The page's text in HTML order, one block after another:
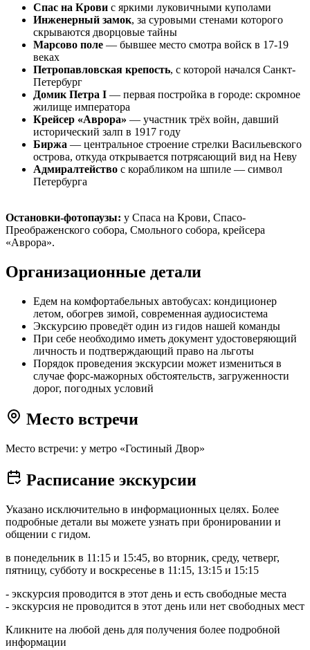
Спас на Крови с яркими луковичными куполами
Инженерный замок, за суровыми стенами которого
скрываются дворцовые тайны
Марсово поле — бывшее место смотра войск в 17-19
веках
Петропавловская крепость, с которой начался Санкт-
Петербург
Домик Петра I — первая постройка в городе: скромное
жилище императора
Крейсер «Аврора» — участник трёх войн, давший
исторический залп в 1917 году
Биржа — центральное строение стрелки Васильевского
острова, откуда открывается потрясающий вид на Неву
Адмиралтейство с корабликом на шпиле — символ
Петербурга
Остановки-фотопаузы: у Спаса на Крови, Спасо-
Преображенского собора, Смольного собора, крейсера
«Аврора».
Организационные детали
Едем на комфортабельных автобусах: кондиционер
летом, обогрев зимой, современная аудиосистема
Экскурсию проведёт один из гидов нашей команды
При себе необходимо иметь документ удостоверяющий
личность и подтверждающий право на льготы
Порядок проведения экскурсии может измениться в
случае форс-мажорных обстоятельств, загруженности
дорог, погодных условий
Место встречи
Место встречи: у метро «Гостиный Двор»
Расписание экскурсии
Указано исключительно в информационных целях. Более
подробные детали вы можете узнать при бронировании и
общении с гидом.
в понедельник в 11:15 и 15:45, во вторник, среду, четверг,
пятницу, субботу и воскресенье в 11:15, 13:15 и 15:15
- экскурсия проводится в этот день и есть свободные места
- экскурсия не проводится в этот день или нет свободных мест
Кликните на любой день для получения более подробной
информации